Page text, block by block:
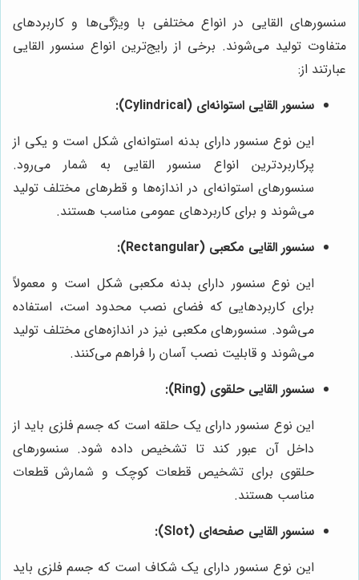
سنسورهای القایی در انواع مختلفی با ویژگی‌ها و کاربردهای
متفاوت تولید می‌شوند. برخی از رایج‌ترین انواع سنسور القایی
عبارتند از:
سنسور القایی استوانه‌ای (Cylindrical):
این نوع سنسور دارای بدنه استوانه‌ای شکل است و یکی از
پرکاربردترین انواع سنسور القایی به شمار می‌رود.
سنسورهای استوانه‌ای در اندازه‌ها و قطرهای مختلف تولید
می‌شوند و برای کاربردهای عمومی مناسب هستند.
سنسور القایی مکعبی (Rectangular):
این نوع سنسور دارای بدنه مکعبی شکل است و معمولاً
برای کاربردهایی که فضای نصب محدود است، استفاده
می‌شود. سنسورهای مکعبی نیز در اندازه‌های مختلف تولید
می‌شوند و قابلیت نصب آسان را فراهم می‌کنند.
سنسور القایی حلقوی (Ring):
این نوع سنسور دارای یک حلقه است که جسم فلزی باید از
داخل آن عبور کند تا تشخیص داده شود. سنسورهای
حلقوی برای تشخیص قطعات کوچک و شمارش قطعات
مناسب هستند.
سنسور القایی صفحه‌ای (Slot):
این نوع سنسور دارای یک شکاف است که جسم فلزی باید